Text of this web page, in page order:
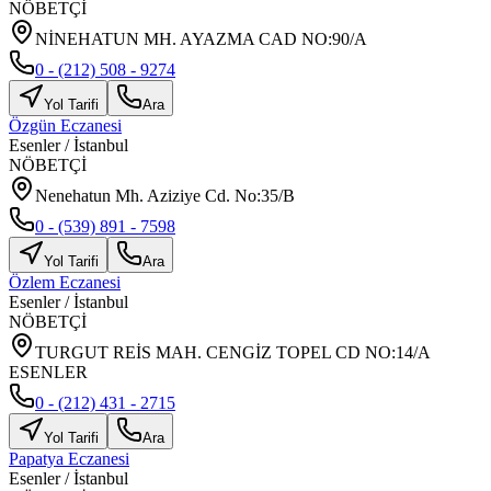
NÖBETÇİ
NİNEHATUN MH. AYAZMA CAD NO:90/A
0 - (212) 508 - 9274
Yol Tarifi Ara
Özgün Eczanesi
Esenler/İstanbul
NÖBETÇİ
Nenehatun Mh. Aziziye Cd. No:35/B
0 - (539) 891 - 7598
Yol Tarifi Ara
Özlem Eczanesi
Esenler/İstanbul
NÖBETÇİ
TURGUT REİS MAH. CENGİZ TOPEL CD NO:14/A
ESENLER
0 - (212) 431 - 2715
Yol Tarifi Ara
Papatya Eczanesi
Esenler/İstanbul